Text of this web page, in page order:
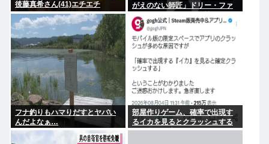
後藤真希さん(41)エチエチ
がえのない師匠」ドリー・ファ
ンク・ジュニアさん追悼
フナ釣りもハマりだすとヤバい
んだよなぁ…
部屋作りゲーム、確率で出現す
るイカを見るとクラッシュする
不具合が発生